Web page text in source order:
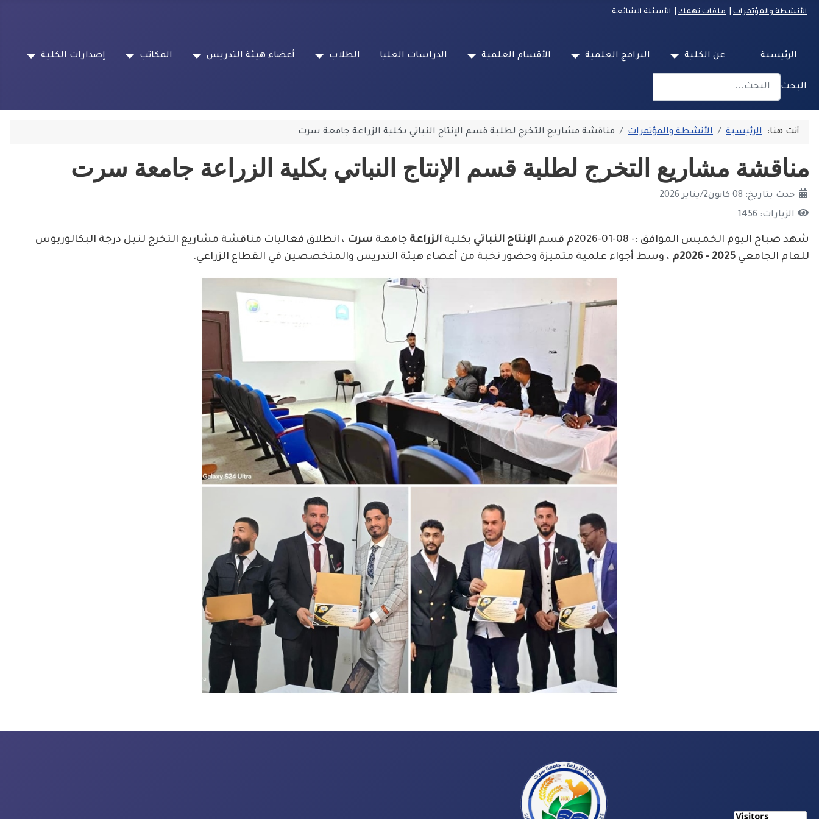
الأنشطة والمؤتمرات ملفات تهمك | الأسئلة الشائعة
الرئيسية عن الكلية البرامج العلمية الأقسام العلمية الدراسات العليا الطلاب أعضاء هيئة التدريس المكاتب إصدارات الكلية
البحث
أنت هنا: الرئيسية الأنشطة والمؤتمرات مناقشة مشاريع التخرج لطلبة قسم الإنتاج النباتي بكلية الزراعة جامعة سرت
مناقشة مشاريع التخرج لطلبة قسم الإنتاج النباتي بكلية الزراعة جامعة سرت
حدث بتاريخ: 08 كانون2/يناير 2026
الزيارات: 1456
شهد صباح اليوم الخميس الموافق :- 08-01-2026م قسم الإنتاج النباتي بكلية الزراعة جامعة سرت ، انطلاق فعاليات مناقشة مشاريع التخرج لنيل درجة البكالوريوس
للعام الجامعي 2025 - 2026م ، وسط أجواء علمية متميزة وحضور نخبة من أعضاء هيئة التدريس والمتخصصين في القطاع الزراعي.